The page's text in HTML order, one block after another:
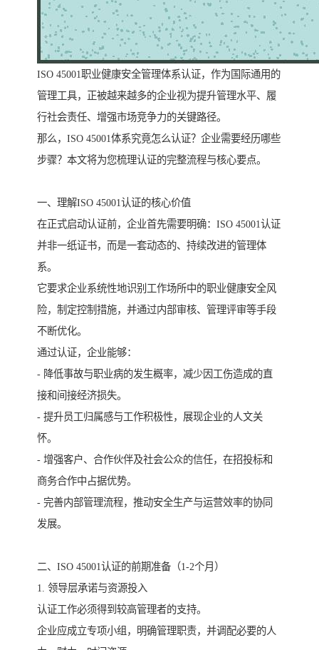
ISO 45001职业健康安全管理体系认证，作为国际通用的
管理工具，正被越来越多的企业视为提升管理水平、履
行社会责任、增强市场竞争力的关键路径。
那么，ISO 45001体系究竟怎么认证？企业需要经历哪些
步骤？本文将为您梳理认证的完整流程与核心要点。
一、理解ISO 45001认证的核心价值
在正式启动认证前，企业首先需要明确：ISO 45001认证
并非一纸证书，而是一套动态的、持续改进的管理体
系。
它要求企业系统性地识别工作场所中的职业健康安全风
险，制定控制措施，并通过内部审核、管理评审等手段
不断优化。
通过认证，企业能够：
- 降低事故与职业病的发生概率，减少因工伤造成的直
接和间接经济损失。
- 提升员工归属感与工作积极性，展现企业的人文关
怀。
- 增强客户、合作伙伴及社会公众的信任，在招投标和
商务合作中占据优势。
- 完善内部管理流程，推动安全生产与运营效率的协同
发展。
二、ISO 45001认证的前期准备（1-2个月）
1. 领导层承诺与资源投入
认证工作必须得到较高管理者的支持。
企业应成立专项小组，明确管理职责，并调配必要的人